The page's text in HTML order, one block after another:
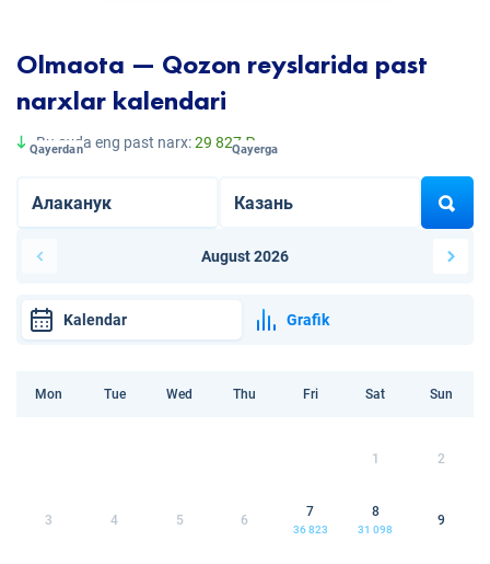
Olmaota — Qozon reyslarida past
narxlar kalendari
Bu oyda eng past narx:29 827 ₽
Qayerdan Qayerga
August 2026
Kalendar Grafik
Mon Tue Wed Thu Fri Sat Sun
1 2
3 4 5 6
7
36 823
8
31 098
9